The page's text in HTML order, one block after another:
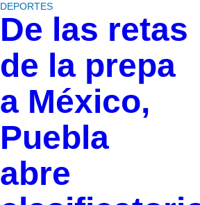
DEPORTES
De las retas
de la prepa
a México,
Puebla
abre